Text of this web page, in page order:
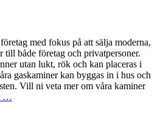
med fokus på att sälja moderna,
till både företag och privatpersoner.
utan lukt, rök och kan placeras i
gaskaminer kan byggas in i hus och
Vill ni veta mer om våra kaminer
…